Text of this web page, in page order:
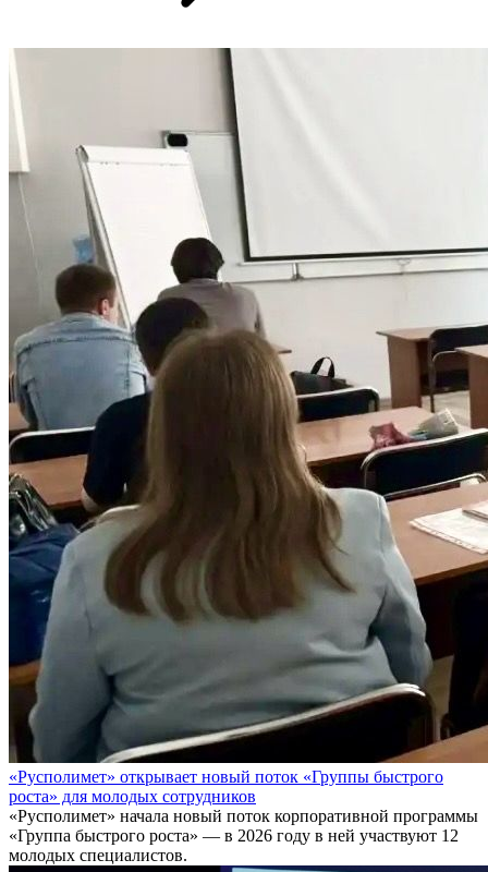
«Русполимет» открывает новый поток «Группы быстрого
роста» для молодых сотрудников
«Русполимет» начала новый поток корпоративной программы
«Группа быстрого роста» — в 2026 году в ней участвуют 12
молодых специалистов.